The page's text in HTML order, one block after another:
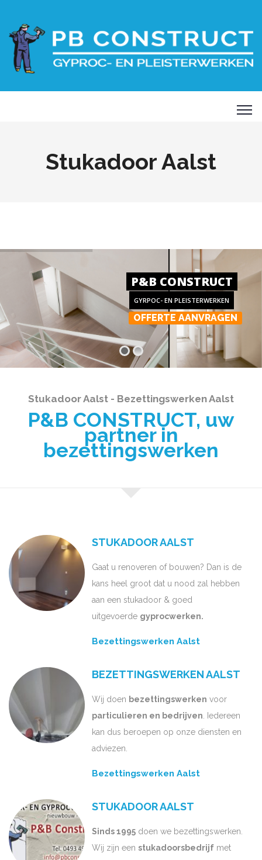
Stukadoor Aalst
P&B CONSTRUCT
GYRPOC- EN PLEISTERWERKEN
OFFERTE AANVRAGEN
Stukadoor Aalst - Bezettingswerken Aalst
P&B CONSTRUCT, uw
partner in
bezettingswerken
STUKADOOR AALST
Gaat u renoveren of bouwen? Dan is de
kans heel groot dat u nood zal hebben
aan een stukadoor & goed
uitgevoerde gyprocwerken.
Bezettingswerken Aalst
BEZETTINGSWERKEN AALST
Wij doen bezettingswerken voor
particulieren en bedrijven. Iedereen
kan dus beroepen op onze diensten en
adviezen.
Bezettingswerken Aalst
STUKADOOR AALST
Sinds 1995 doen we bezettingswerken.
Wij zijn een stukadoorsbedrijf met